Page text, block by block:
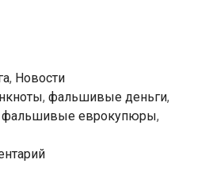
, Новости
, фальшивые деньги,
фальшивые еврокупюры,